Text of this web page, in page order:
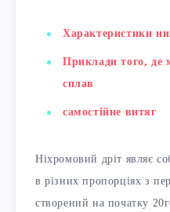
Характеристики
Приклади того, де
сплав
самостійне витяг
Ніхромовий дріт являє
в різних пропорціях з
створений на початку